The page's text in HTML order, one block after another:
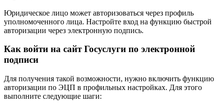
Юридическое лицо может авторизоваться через профиль
уполномоченного лица. Настройте вход на функцию быстрой
авторизации через электронную подпись.
Как войти на сайт Госуслуги по электронной
подписи
Для получения такой возможности, нужно включить функцию
авторизации по ЭЦП в профильных настройках. Для этого
выполните следующие шаги: